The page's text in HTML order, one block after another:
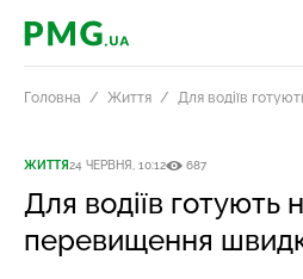
PMG.ua
Головна Життя Для водіїв
ЖИТТЯ24 ЧЕРВНЯ, 10:12 687
Для водіїв готують
перевищення